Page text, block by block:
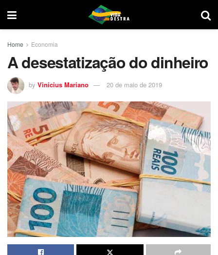
Home Economia
A desestatização do dinheiro
by Vinicius Mariano 20 de maio de 2019